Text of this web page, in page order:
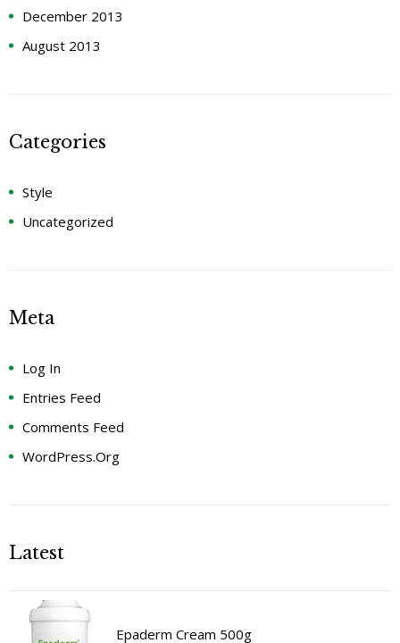
December 2013
August 2013
Categories
Style
Uncategorized
Meta
Log In
Entries Feed
Comments Feed
WordPress.org
Latest
Epaderm Cream 500g